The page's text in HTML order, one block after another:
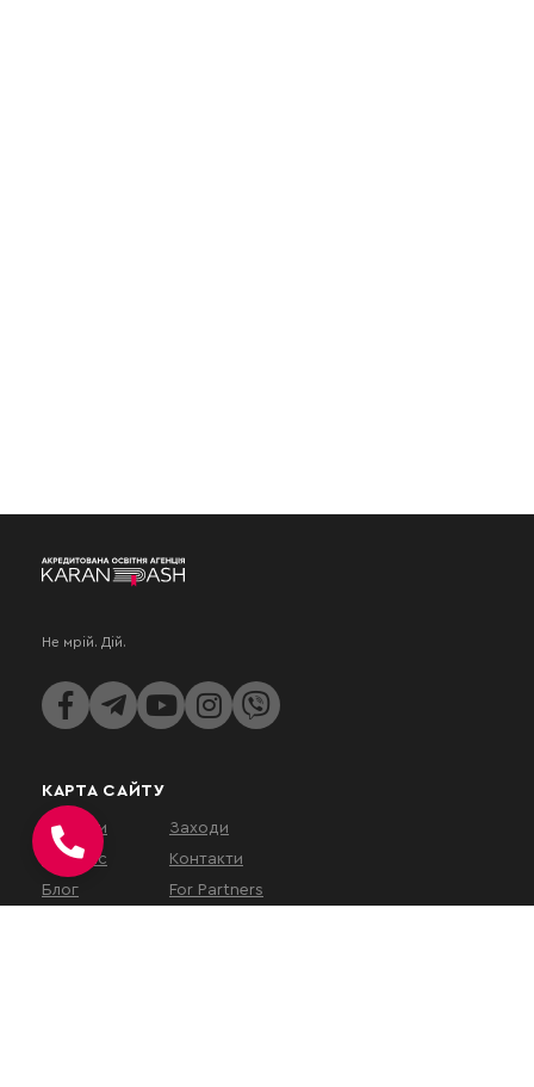
Не мрій. Дій.
КАРТА САЙТУ
Послуги
Про нас
Блог
Заходи
Контакти
For Partners